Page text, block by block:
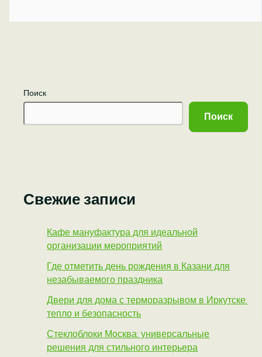
Поиск
Поиск
Свежие записи
Кафе мануфактура для идеальной
организации мероприятий
Где отметить день рождения в Казани для
незабываемого праздника
Двери для дома с терморазрывом в Иркутске:
тепло и безопасность
Стеклоблоки Москва: универсальные
решения для стильного интерьера